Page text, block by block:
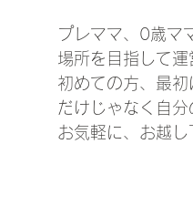
プレママ、0歳マ
場所を目指して運
初めての方、最
だけじゃなく自
お気軽に、お越し